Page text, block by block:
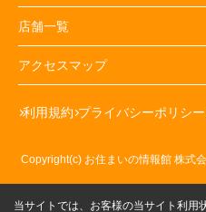
店舗一覧
アクセスマップ
利用規約 プライバシーポリシー
Copyright(c) お住まいの情報館 株式
当サイトでは、お客様の当サイト利用